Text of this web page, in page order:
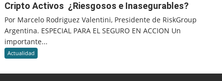
Cripto Activos ¿Riesgosos e Inasegurables?
Por Marcelo Rodriguez Valentini, Presidente de RiskGroup
Argentina. ESPECIAL PARA EL SEGURO EN ACCION Un
importante...
Actualidad